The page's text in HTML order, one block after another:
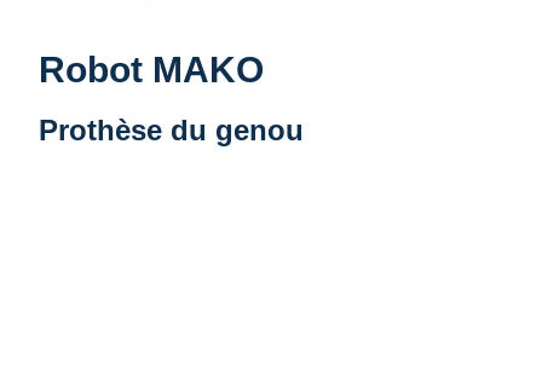
Robot MAKO
Prothèse du genou